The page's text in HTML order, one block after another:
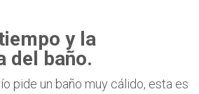
y la
del baño.
pide un baño muy cálido, esta es